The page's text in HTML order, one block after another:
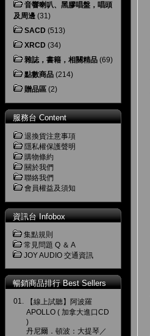
音響喇叭、黑膠唱盤，唱頭
及周邊 (31)
SACD (513)
XRCD (34)
雜誌，書籍，相關精品 (69)
點數商品 (214)
贈品區 (2)
服務台 Content
退換貨注意事項
隱私權保護聲明
購物條約
關於我們
聯絡我們
會員權益及須知
資訊台 Infobox
集點規則
常見問題 Q ＆ A
JOY AUDIO 交通資訊
暢銷商品排行 Best Sellers
01.
【線上試聽】阿波羅
APOLLO ( 加拿大進口CD
)
丹尼爾．頓波：大提琴／